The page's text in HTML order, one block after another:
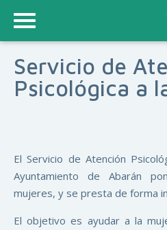
Servicio de
Psicológica a
El Servicio de Atención
Ayuntamiento de Abarán
mujeres, y se presta de forma
El objetivo es ayudar a la